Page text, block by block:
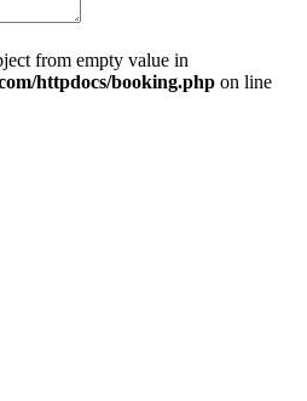
from empty value in
httpdocs/booking.php on line